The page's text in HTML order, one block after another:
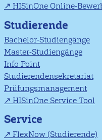
HISinOne Online-
Studierende
Bachelor-Studiengänge
Master-Studiengänge
Info Point
Studierendensekretariat
Prüfungsmanagement
HISinOne Service Tool
Service
FlexNow (Studierende)